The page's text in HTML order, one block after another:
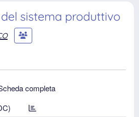
sistema produttivo
completa